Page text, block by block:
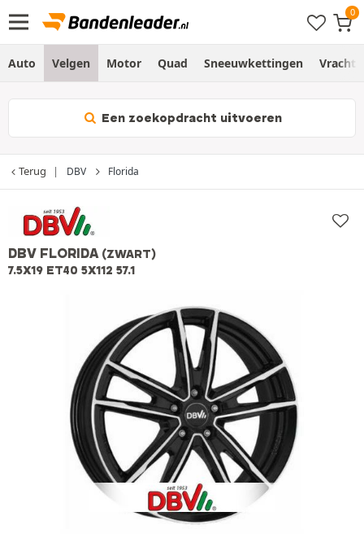
Auto Velgen Motor Quad Sneeuwkettingen
Een zoekopdracht uitvoeren
Terug DBV Florida
DBV FLORIDA (ZWART)
7.5X19 ET40 5X112 57.1